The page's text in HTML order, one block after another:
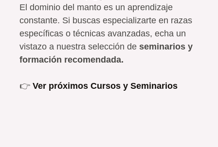
El dominio del manto es un aprendizaje
constante. Si buscas especializarte en razas
específicas o técnicas avanzadas, echa un
vistazo a nuestra selección de seminarios y
formación recomendada.
👉 Ver próximos Cursos y Seminarios